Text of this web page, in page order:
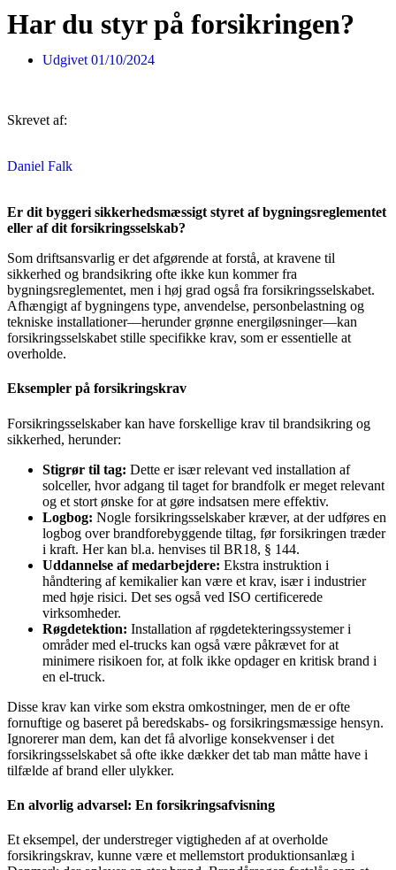
Har du styr på forsikringen?
Udgivet 01/10/2024
Skrevet af:
Daniel Falk
Er dit byggeri sikkerhedsmæssigt styret af bygningsreglementet
eller af dit forsikringsselskab?
Som driftsansvarlig er det afgørende at forstå, at kravene til
sikkerhed og brandsikring ofte ikke kun kommer fra
bygningsreglementet, men i høj grad også fra forsikringsselskabet.
Afhængigt af bygningens type, anvendelse, personbelastning og
tekniske installationer—herunder grønne energiløsninger—kan
forsikringsselskabet stille specifikke krav, som er essentielle at
overholde.
Eksempler på forsikringskrav
Forsikringsselskaber kan have forskellige krav til brandsikring og
sikkerhed, herunder:
Stigrør til tag: Dette er især relevant ved installation af
solceller, hvor adgang til taget for brandfolk er meget relevant
og et stort ønske for at gøre indsatsen mere effektiv.
Logbog: Nogle forsikringsselskaber kræver, at der udføres en
logbog over brandforebyggende tiltag, før forsikringen træder
i kraft. Her kan bl.a. henvises til BR18, § 144.
Uddannelse af medarbejdere: Ekstra instruktion i
håndtering af kemikalier kan være et krav, især i industrier
med høje risici. Det ses også ved ISO certificerede
virksomheder.
Røgdetektion: Installation af røgdetekteringssystemer i
områder med el-trucks kan også være påkrævet for at
minimere risikoen for, at folk ikke opdager en kritisk brand i
en el-truck.
Disse krav kan virke som ekstra omkostninger, men de er ofte
fornuftige og baseret på beredskabs- og forsikringsmæssige hensyn.
Ignorerer man dem, kan det få alvorlige konsekvenser i det
forsikringsselskabet så ofte ikke dækker det tab man måtte have i
tilfælde af brand eller ulykker.
En alvorlig advarsel: En forsikringsafvisning
Et eksempel, der understreger vigtigheden af at overholde
forsikringskrav, kunne være et mellemstort produktionsanlæg i